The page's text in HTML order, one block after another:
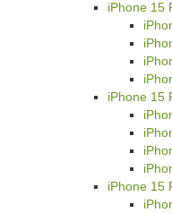
iPhone 15
iPhone 15
iPhone 15